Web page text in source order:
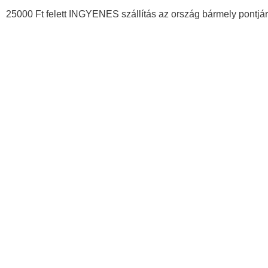
25000 Ft felett INGYENES szállítás az ország bármely